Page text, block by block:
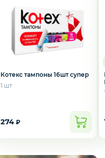
Котекс тампоны 16шт супер
1 шт
274 ₽